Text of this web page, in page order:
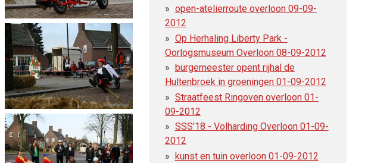
open-atelierroute overloon 09-09-
2012
Op Herhaling Liberty Park -
Oorlogsmuseum Overloon 08-09-2012
burgemeester opent rijhal de
Hultenbroek in groeningen 01-09-2012
Straatfeest Ringoven overloon 01-
09-2012
SSS'18 - Volharding Overloon 01-09-
2012
kunst en tuin overloon 01-09-2012